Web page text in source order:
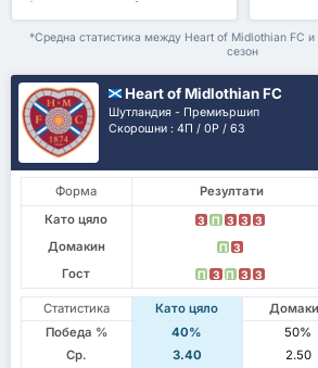
/второ полувреме & още
*Средна статистика между Heart of Midlothian FC и
сезон
Heart of Midlothian FC
Шутландия - Премиършип
Скорошни : 4П / 0P / 6З
Форма Резултати
Като цяло
З П З З З
Домакин П З
Гост П З П З З
Статистика Като цяло
Победа %
40% 50%
Ср.
3.40 2.50